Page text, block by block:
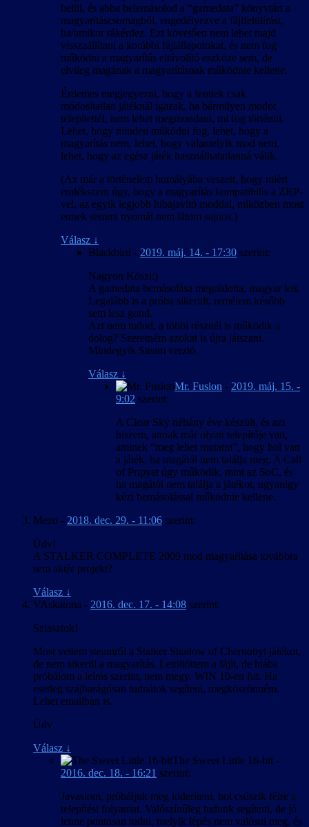
belül, és abba belemásolod a “gamedata” könyvtárt a
magyarításcsomagból, engedélyezve a fájlfelülírást,
ha/amikor rákérdez. Ezt követően nem lehet majd
visszaállítani a korábbi fájlállapotokat, és nem fog
működni a magyarítás eltávolító eszköze sem, de
elvileg magának a magyarításnak működnie kellene.
Érdemes megjegyezni, hogy a fentiek csak
módosítatlan játéknál igazak, ha bármilyen modot
telepítettél, nem lehet megmondani, mi fog történni.
Lehet, hogy minden működni fog, lehet, hogy a
magyarítás nem, lehet, hogy valamelyik mod nem,
lehet, hogy az egész játék használhatatlanná válik.
(Az már a történelem homályába veszett, hogy miért
emlékszem úgy, hogy a magyarítás kompatibilis a ZRP-
vel, az egyik legjobb hibajavító moddal, miközben most
ennek semmi nyomát nem látom sajnos.)
Válasz ↓
Blackbird - 2019. máj. 14. - 17:30 szerint:
Nagyon Köszi:)
A gamedata bemásolása megoldotta, magyar lett.
Legalább is a próba sikerült, remélem később
sem lesz gond.
Azt nem tudod, a többi résznél is működik a
dolog? Szeretném azokat is újra játszani.
Mindegyik Steam verzió.
Válasz ↓
Mr. Fusion - 2019. máj. 15. -
9:02 szerint:
A Clear Sky néhány éve készült, és azt
hiszem, annak már olyan telepítője van,
aminek “meg lehet mutatni”, hogy hol van
a játék, ha magától nem találja meg. A Call
of Pripyat úgy működik, mint az SoC, és
ha magától nem találja a játékot, ugyanigy
kézi bemásolással működnie kellene.
Mezo - 2018. dec. 29. - 11:06 szerint:
Üdv!
A STALKER COMPLETE 2009 mod magyarítása továbbra
sem aktív projekt?
Válasz ↓
VAskatona - 2016. dec. 17. - 14:08 szerint:
Sziasztok!
Most vettem steamről a Stalker Shadow of Chernobyl játékot,
de nem sikerül a magyarítás. Letöltöttem a fájlt, de hiába
próbálom a leírás szerint, nem megy. WIN 10-en fut. Ha
esetleg szájbarágósan tudnátok segíteni, megköszönném.
Lehet emailban is.
Üdv
Válasz ↓
The Sweet Little 16-bit -
2016. dec. 18. - 16:21 szerint:
Javaslom, próbáljuk meg kideríteni, hol csúszik félre a
telepítési folyamat. Valószínűleg tudunk segíteni, de jó
lenne pontosan tudni, melyik lépés nem valósul meg, és